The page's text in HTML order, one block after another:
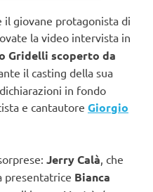
il giovane protagonista di
la video intervista in
Gridelli scoperto da
il casting della sua
in fondo
e cantautore Giorgio
Jerry Calà , che
presentatrice Bianca